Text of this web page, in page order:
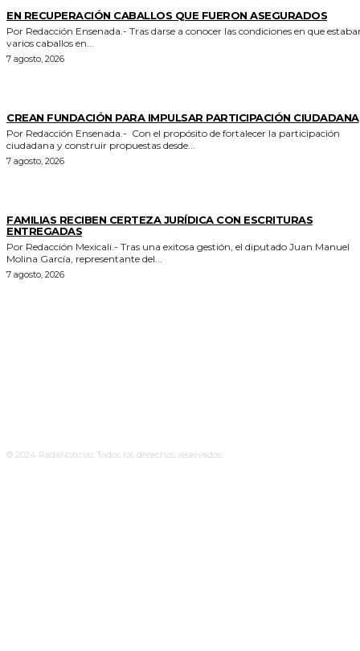
EN RECUPERACIÓN CABALLOS QUE FUERON ASEGURADOS
Por Redacción Ensenada.- Tras darse a conocer las condiciones en que estaban
varios caballos en...
7 agosto, 2026
CREAN FUNDACIÓN PARA IMPULSAR PARTICIPACIÓN CIUDADANA
Por Redacción Ensenada.- Con el propósito de fortalecer la participación
ciudadana y construir propuestas desde...
7 agosto, 2026
FAMILIAS RECIBEN CERTEZA JURÍDICA CON ESCRITURAS
ENTREGADAS
Por Redacción Mexicali.- Tras una exitosa gestión, el diputado Juan Manuel
Molina García, representante del...
7 agosto, 2026
© 2024 RadaNoticias Todos los derechos reservados